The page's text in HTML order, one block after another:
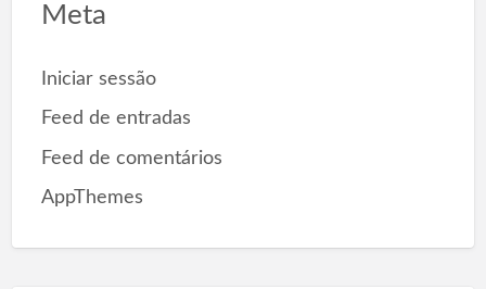
Meta
Iniciar sessão
Feed de entradas
Feed de comentários
AppThemes